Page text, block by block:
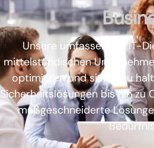
Unsere umfassenden IT-
mittelständischen
optimieren und sicher zu
Sicherheitslösungen bis hin
maßgeschneiderte